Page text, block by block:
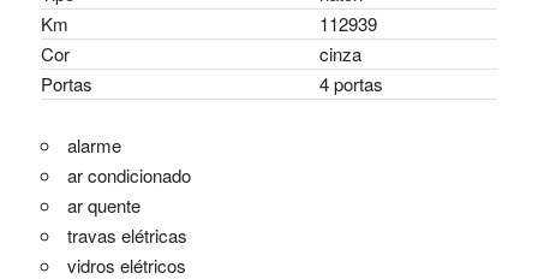
Km
112939
Cor
cinza
Portas
4 portas
alarme
ar condicionado
ar quente
travas elétricas
vidros elétricos